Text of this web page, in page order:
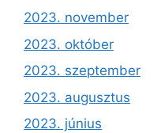
2023. november
2023. október
2023. szeptember
2023. augusztus
2023. június